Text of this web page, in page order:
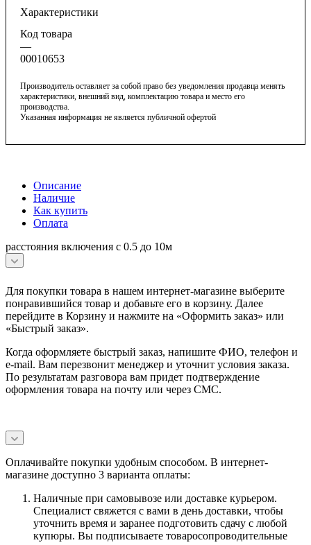
Характеристики
Код товара
—
00010653
Производитель оставляет за собой право без уведомления продавца менять
характеристики, внешний вид, комплектацию товара и место его
производства.
Указанная информация не является публичной офертой
Описание
Наличие
Как купить
Оплата
расстояния включения с 0.5 до 10м
Для покупки товара в нашем интернет-магазине выберите
понравившийся товар и добавьте его в корзину. Далее
перейдите в Корзину и нажмите на «Оформить заказ» или
«Быстрый заказ».
Когда оформляете быстрый заказ, напишите ФИО, телефон и
e-mail. Вам перезвонит менеджер и уточнит условия заказа.
По результатам разговора вам придет подтверждение
оформления товара на почту или через СМС.
Оплачивайте покупки удобным способом. В интернет-
магазине доступно 3 варианта оплаты:
Наличные при самовывозе или доставке курьером.
Специалист свяжется с вами в день доставки, чтобы
уточнить время и заранее подготовить сдачу с любой
купюры. Вы подписываете товаросопроводительные